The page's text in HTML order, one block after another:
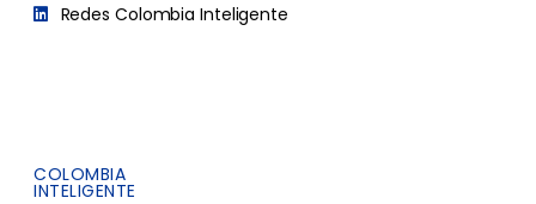
Redes Colombia Inteligente
COLOMBIA
INTELIGENTE